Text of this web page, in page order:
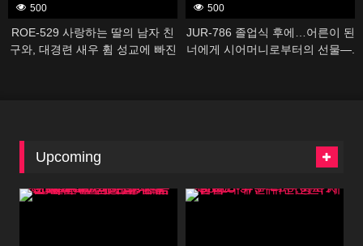
500
ROE-529 사랑하는 딸의 남자 친
구와, 대경련 새우 휨 성교에 빠진
500
JUR-786 졸업식 후에…어른이 된
너에게 시어머니로부터의 선물―.
Upcoming
393360 393358